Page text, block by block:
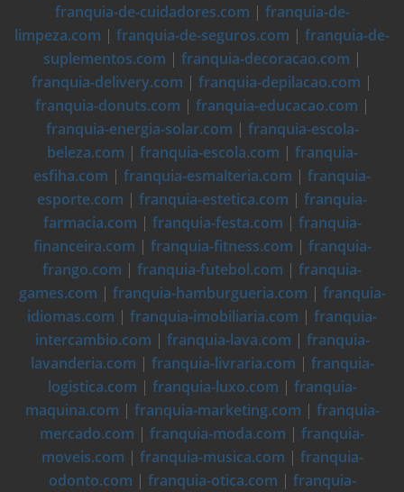
franquia-de-cuidadores.com | franquia-de-
limpeza.com | franquia-de-seguros.com | franquia-de-
suplementos.com | franquia-decoracao.com |
franquia-delivery.com | franquia-depilacao.com |
franquia-donuts.com | franquia-educacao.com |
franquia-energia-solar.com | franquia-escola-
beleza.com | franquia-escola.com | franquia-
esfiha.com | franquia-esmalteria.com | franquia-
esporte.com | franquia-estetica.com | franquia-
farmacia.com | franquia-festa.com | franquia-
financeira.com | franquia-fitness.com | franquia-
frango.com | franquia-futebol.com | franquia-
games.com | franquia-hamburgueria.com | franquia-
idiomas.com | franquia-imobiliaria.com | franquia-
intercambio.com | franquia-lava.com | franquia-
lavanderia.com | franquia-livraria.com | franquia-
logistica.com | franquia-luxo.com | franquia-
maquina.com | franquia-marketing.com | franquia-
mercado.com | franquia-moda.com | franquia-
moveis.com | franquia-musica.com | franquia-
odonto.com | franquia-otica.com | franquia-